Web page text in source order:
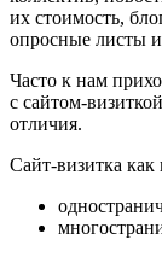
их стоимость,
опросные листы и
Часто к нам
с сайтом-
отличия.
Сайт-визитка как